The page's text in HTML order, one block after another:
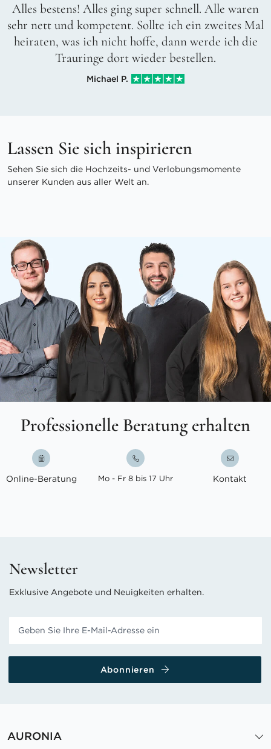
Alles bestens! Alles ging super schnell. Alle waren
sehr nett und kompetent. Sollte ich ein zweites Mal
heiraten, was ich nicht hoffe, dann werde ich die
Trauringe dort wieder bestellen.
Michael P.
Lassen Sie sich inspirieren
Sehen Sie sich die Hochzeits- und Verlobungsmomente
unserer Kunden aus aller Welt an.
Professionelle Beratung erhalten
Online-Beratung Mo - Fr 8 bis 17 Uhr Kontakt
Newsletter
Exklusive Angebote und Neuigkeiten erhalten.
Abonnieren
AURONIA